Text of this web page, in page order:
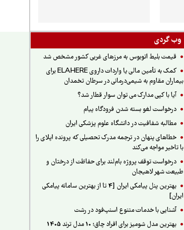
وب گردی
قیمت بلیط اتوبوس به مرزهای غربی کشور مشخص شد
کمک به تأمین مالی یا واردات داروی ELAHERE برای
بیماران مقاوم به شیمی‌درمانی در سرطان تخمدان
آیا با کپی مدارک می توان سوار قطار شد؟
درخواست لغو بسته شدن فرودگاه پیام
مطالبه شفافیت در دانشگاه علوم پزشکی ایران
خطاهای پنهان در ترجمه مدرک تحصیلی که پرونده اپلای را
با تاخیر مواجه می‌کند
درخواست توقف پروژه بام‌لند برای حفاظت از درختان و
طبیعت شهر لاهیجان
بهترین پنل پیامکی ایران [4 تا از بهترین سامانه پیامکی
ایران]
آشنایی با خدمات متنوع اسنپ‌فود در رشت
بهترین مدل شومیز برای افراد چاق؛ 10 مدل ترند 1405